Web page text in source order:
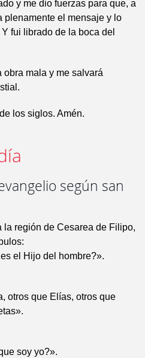
y me dio fuerzas para que, a
plenamente el mensaje y lo
fui librado de la boca del
obra mala y me salvará
los siglos. Amén.
según san
la región de Cesarea de Filipo,
el Hijo del hombre?».
otros que Elías, otros que
soy yo?».